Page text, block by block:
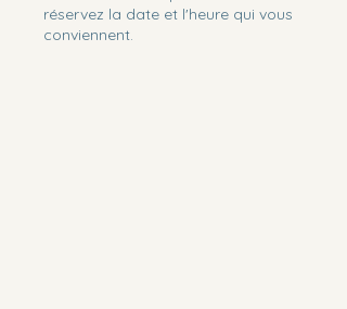
réservez la date et l'heure qui vous
conviennent.